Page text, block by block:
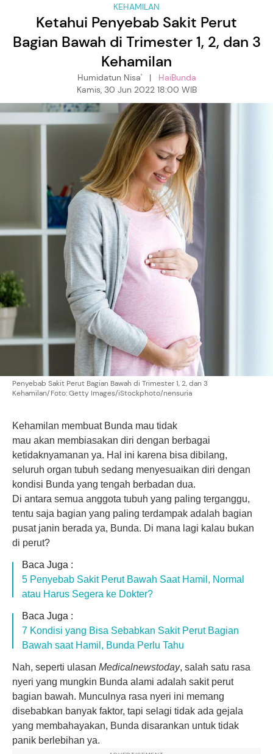
KEHAMILAN
Ketahui Penyebab Sakit Perut
Bagian Bawah di Trimester 1, 2, dan 3
Kehamilan
Humidatun Nisa' | HaiBunda
Kamis, 30 Jun 2022 18:00 WIB
Penyebab Sakit Perut Bagian Bawah di Trimester 1, 2, dan 3
Kehamilan/Foto: Getty Images/iStockphoto/nensuria
Kehamilan membuat Bunda mau tidak
mau akan membiasakan diri dengan berbagai
ketidaknyamanan ya. Hal ini karena bisa dibilang,
seluruh organ tubuh sedang menyesuaikan diri dengan
kondisi Bunda yang tengah berbadan dua.
Di antara semua anggota tubuh yang paling terganggu,
tentu saja bagian yang paling terdampak adalah bagian
pusat janin berada ya, Bunda. Di mana lagi kalau bukan
di perut?
Baca Juga :
5 Penyebab Sakit Perut Bawah Saat Hamil, Normal
atau Harus Segera ke Dokter?
Baca Juga :
7 Kondisi yang Bisa Sebabkan Sakit Perut Bagian
Bawah saat Hamil, Bunda Perlu Tahu
Nah, seperti ulasan Medicalnewstoday, salah satu rasa
nyeri yang mungkin Bunda alami adalah sakit perut
bagian bawah. Munculnya rasa nyeri ini memang
disebabkan banyak faktor, tapi selagi tidak ada gejala
yang membahayakan, Bunda disarankan untuk tidak
panik berlebihan ya.